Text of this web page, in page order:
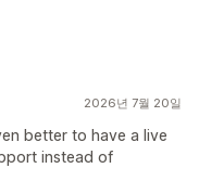
2026년 7월 20일
better to have a live
instead of